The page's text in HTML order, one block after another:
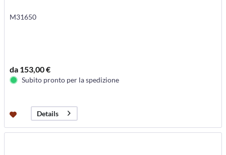
M31650
da 153,00 €
Subito pronto per la spedizione
Details